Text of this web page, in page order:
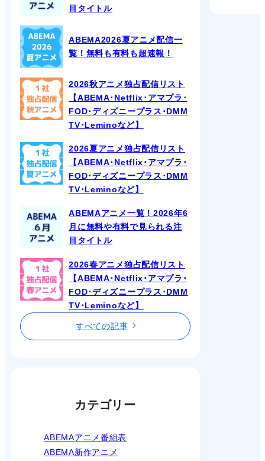
目タイトル
ABEMA2026夏アニメ配信一
覧！無料も有料も超速報！
2026秋アニメ独占配信リスト
【ABEMA･Netflix･アマプラ･
FOD･ディズニープラス･DMM
TV･Leminoなど】
2026夏アニメ独占配信リスト
【ABEMA･Netflix･アマプラ･
FOD･ディズニープラス･DMM
TV･Leminoなど】
ABEMAアニメ一覧！2026年6
月に無料や有料で見られる注
目タイトル
2026春アニメ独占配信リスト
【ABEMA･Netflix･アマプラ･
FOD･ディズニープラス･DMM
TV･Leminoなど】
すべての記事
カテゴリー
ABEMAアニメ番組表
ABEMA新作アニメ